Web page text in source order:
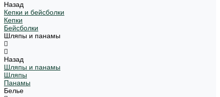
Назад
Кепки и бейсболки
Кепки
Бейсболки
Шляпы и панамы
Назад
Шляпы и панамы
Шляпы
Панамы
Белье